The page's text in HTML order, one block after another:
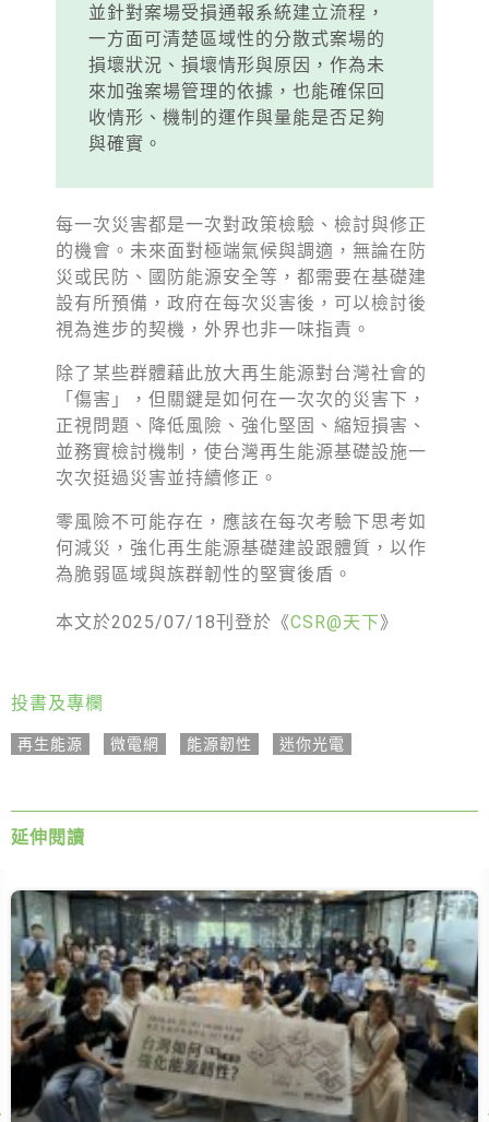
並針對案場受損通報系統建立流程，
一方面可清楚區域性的分散式案場的
損壞狀況、損壞情形與原因，作為未
來加強案場管理的依據，也能確保回
收情形、機制的運作與量能是否足夠
與確實。
每一次災害都是一次對政策檢驗、檢討與修正
的機會。未來面對極端氣候與調適，無論在防
災或民防、國防能源安全等，都需要在基礎建
設有所預備，政府在每次災害後，可以檢討後
視為進步的契機，外界也非一味指責。
除了某些群體藉此放大再生能源對台灣社會的
「傷害」，但關鍵是如何在一次次的災害下，
正視問題、降低風險、強化堅固、縮短損害、
並務實檢討機制，使台灣再生能源基礎設施一
次次挺過災害並持續修正。
零風險不可能存在，應該在每次考驗下思考如
何減災，強化再生能源基礎建設跟體質，以作
為脆弱區域與族群韌性的堅實後盾。
本文於2025/07/18刊登於《CSR@天下》
投書及專欄
再生能源 微電網 能源韌性 迷你光電
延伸閱讀